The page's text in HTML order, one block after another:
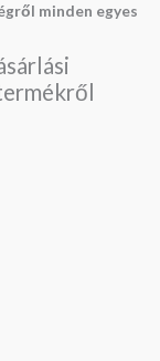
minden egyes